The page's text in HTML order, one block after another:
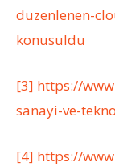
duzenlenen-
konusuldu
[3] https://
sanayi-ve-
[4] https://